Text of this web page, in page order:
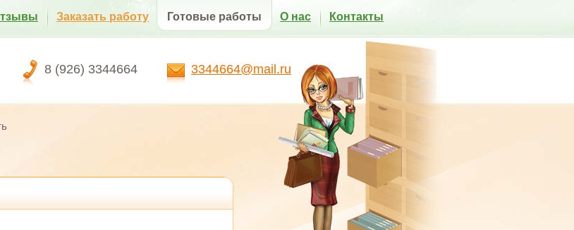
8 (926) 3344664 3344664@mail.ru
Заказать работу Готовые работы О нас Контакты